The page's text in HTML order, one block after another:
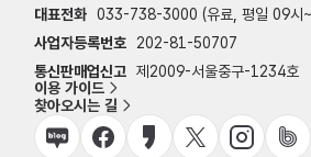
대표전화 033-738-3000 (유료, 평일 09시
사업자등록번호
202-81-50707
통신판매업신고 제2009-서울중구-1234호
이용 가이드
찾아오시는 길